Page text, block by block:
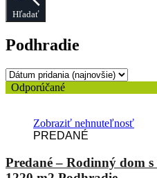
Hľadať
Podhradie
Odporúčané
Zobraziť nehnuteľnosť
PREDANÉ
Predané – Rodinný dom